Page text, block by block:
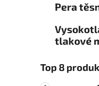
Pera
tlakové
Top 8